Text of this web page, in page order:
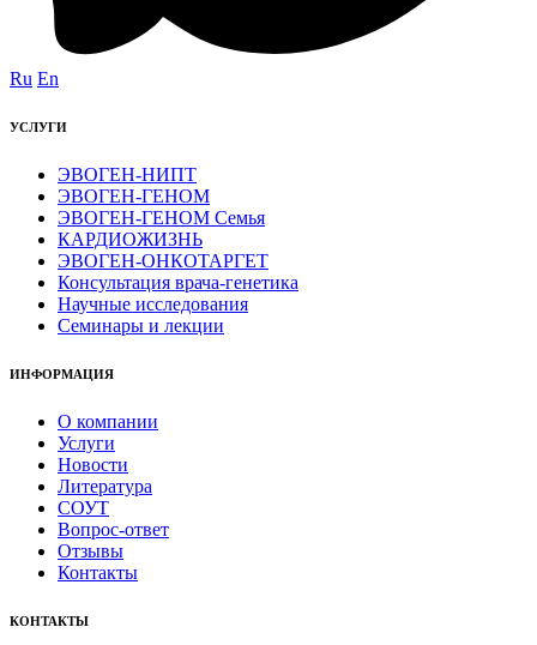
Ru En
УСЛУГИ
ЭВОГЕН-НИПТ
ЭВОГЕН-ГЕНОМ
ЭВОГЕН-ГЕНОМ Семья
КАРДИОЖИЗНЬ
ЭВОГЕН-ОНКОТАРГЕТ
Консультация врача-генетика
Научные исследования
Семинары и лекции
ИНФОРМАЦИЯ
О компании
Услуги
Новости
Литература
СОУТ
Вопрос-ответ
Отзывы
Контакты
КОНТАКТЫ